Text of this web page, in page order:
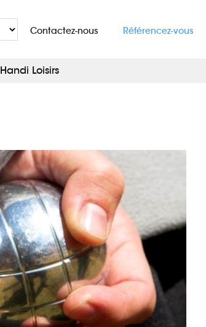
Contactez-nous Référencez-vous
Handi Loisirs